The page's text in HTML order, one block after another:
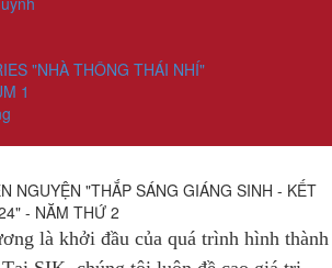
"NHÀ THÔNG THÁI NHÍ"
1
NGUYỆN "THẮP SÁNG GIÁNG SINH - KẾT
- NĂM THỨ 2
là khởi đầu của quá trình hình thành